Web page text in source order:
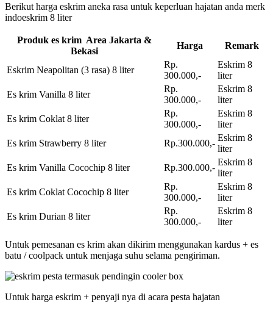
Berikut harga eskrim aneka rasa untuk keperluan hajatan anda merk
indoeskrim 8 liter
Produk es krim Area Jakarta &
Bekasi
Harga Remark
Eskrim Neapolitan (3 rasa) 8 liter
Rp.
300.000,-
Eskrim 8
liter
Es krim Vanilla 8 liter
Rp.
300.000,-
Eskrim 8
liter
Es krim Coklat 8 liter
Rp.
300.000,-
Eskrim 8
liter
Es krim Strawberry 8 liter
Rp.300.000,-
Eskrim 8
liter
Es krim Vanilla Cocochip 8 liter
Rp.300.000,-
Eskrim 8
liter
Es krim Coklat Cocochip 8 liter
Rp.
300.000,-
Eskrim 8
liter
Es krim Durian 8 liter
Rp.
300.000,-
Eskrim 8
liter
Untuk pemesanan es krim akan dikirim menggunakan kardus + es
batu / coolpack untuk menjaga suhu selama pengiriman.
Untuk harga eskrim + penyaji nya di acara pesta hajatan